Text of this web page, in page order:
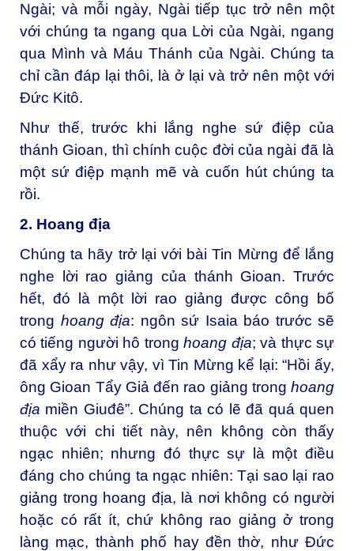
Ngài; và mỗi ngày, Ngài tiếp tục trở nên một
với chúng ta ngang qua Lời của Ngài, ngang
qua Mình và Máu Thánh của Ngài. Chúng ta
chỉ cần đáp lại thôi, là ở lại và trở nên một với
Đức Kitô.
Như thế, trước khi lắng nghe sứ điệp của
thánh Gioan, thì chính cuộc đời của ngài đã là
một sứ điệp mạnh mẽ và cuốn hút chúng ta
rồi.
2. Hoang địa
Chúng ta hãy trở lại với bài Tin Mừng để lắng
nghe lời rao giảng của thánh Gioan. Trước
hết, đó là một lời rao giảng được công bố
trong hoang địa: ngôn sứ Isaia báo trước sẽ
có tiếng người hô tronghoang địa; và thực sự
đã xẩy ra như vậy, vì Tin Mừng kể lại: “Hồi ấy,
ông Gioan Tẩy Giả đến rao giảng trong hoang
địa miền Giuđê”. Chúng ta có lẽ đã quá quen
thuộc với chi tiết này, nên không còn thấy
ngạc nhiên; nhưng đó thực sự là một điều
đáng cho chúng ta ngạc nhiên: Tại sao lại rao
giảng trong hoang địa, là nơi không có người
hoặc có rất ít, chứ không rao giảng ở trong
làng mạc, thành phố hay đền thờ, như Đức